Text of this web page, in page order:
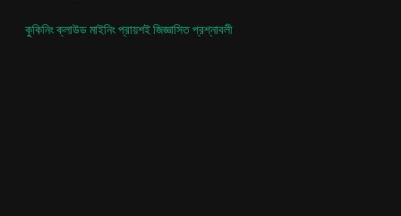
কুকিনিং ক্লাউড মাইনিং প্রায়শই জিজ্ঞাসিত প্রশ্নাবলী